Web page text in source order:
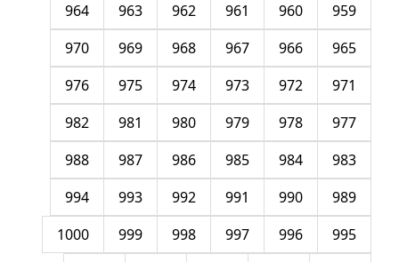
959
960
961
962
963
964
965
966
967
968
969
970
971
972
973
974
975
976
977
978
979
980
981
982
983
984
985
986
987
988
989
990
991
992
993
994
995
996
997
998
999
1000